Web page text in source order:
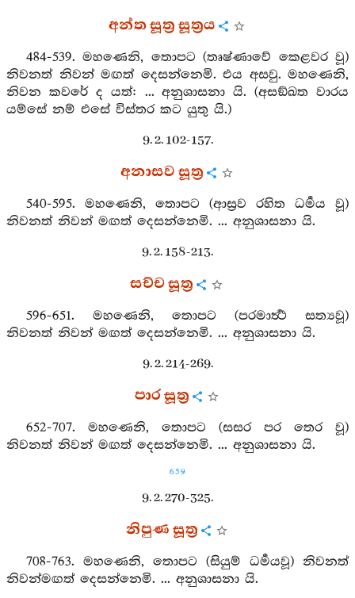
අන්ත සූත්‍ර සූත්‍රය
484-539. මහණෙනි, තොපට (තෘෂ්ණාවේ කෙළවර වූ)
නිවනත් නිවන් මඟත් දෙසන්නෙමි. එය අසවු. මහණෙනි,
නිවන කවරේ ද යත්: ... අනුශාසනා යි. (අසඞ්ඛත වාරය
යම්සේ නම් එසේ විස්තර කට යුතු යි.)
9. 2. 102-157.
අනාසව සූත්‍ර
540-595. මහණෙනි, තොපට (ආස්‍රව රහිත ධර්‍මය වූ)
නිවනත් නිවන් මඟත් දෙසන්නෙමි. ... අනුශාසනා යි.
9. 2. 158-213.
සච්ච සූත්‍ර
596-651. මහණෙනි, තොපට (පරමාර්‍ත්‍ථ සත්‍යවූ)
නිවනත් නිවන් මඟත් දෙසන්නෙමි. ... අනුශාසනා යි.
9. 2. 214-269.
පාර සූත්‍ර
652-707. මහණෙනි, තොපට (සසර පර තෙර වූ)
නිවනත් නිවන් මඟත් දෙසන්නෙමි. ... අනුශාසනා යි.
659
9. 2. 270-325.
නිපුණ සූත්‍ර
708-763. මහණෙනි, තොපට (සියුම් ධර්‍මයවූ) නිවනත්
නිවන්මඟත් දෙසන්නෙමි. ... අනුශාසනා යි.